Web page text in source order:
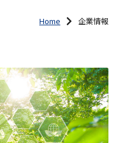
Home 企業情報